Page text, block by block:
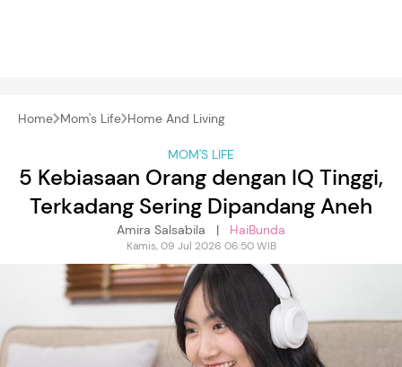
Home Mom's Life Home And Living
MOM'S LIFE
5 Kebiasaan Orang dengan IQ Tinggi,
Terkadang Sering Dipandang Aneh
Amira Salsabila | HaiBunda
Kamis, 09 Jul 2026 06:50 WIB